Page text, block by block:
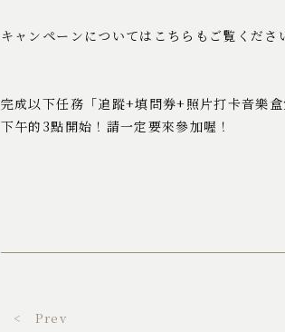
キャンペーンについてはこちらもご覧くださ
完成以下任務「追蹤+填問券+照片打卡音樂
下午的3點開始！請一定要來參加喔！
< Prev